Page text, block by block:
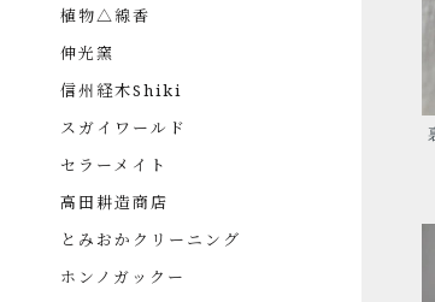
植物△線香
伸光窯
信州経木Shiki
スガイワールド
セラーメイト
高田耕造商店
とみおかクリーニング
ホンノガックー
ディレクター / バイヤー
す。